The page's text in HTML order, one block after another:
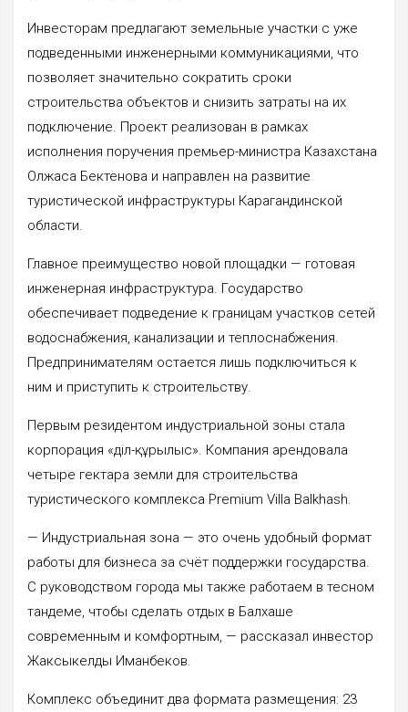
Инвесторам предлагают земельные участки с уже
подведенными инженерными коммуникациями, что
позволяет значительно сократить сроки
строительства объектов и снизить затраты на их
подключение. Проект реализован в рамках
исполнения поручения премьер-министра Казахстана
Олжаса Бектенова и направлен на развитие
туристической инфраструктуры Карагандинской
области.
Главное преимущество новой площадки — готовая
инженерная инфраструктура. Государство
обеспечивает подведение к границам участков сетей
водоснабжения, канализации и теплоснабжения.
Предпринимателям остается лишь подключиться к
ним и приступить к строительству.
Первым резидентом индустриальной зоны стала
корпорация «Әділ-құрылыс». Компания арендовала
четыре гектара земли для строительства
туристического комплекса Premium Villa Balkhash.
— Индустриальная зона — это очень удобный формат
работы для бизнеса за счёт поддержки государства.
С руководством города мы также работаем в тесном
тандеме, чтобы сделать отдых в Балхаше
современным и комфортным, — рассказал инвестор
Жаксыкелды Иманбеков.
Комплекс объединит два формата размещения: 23